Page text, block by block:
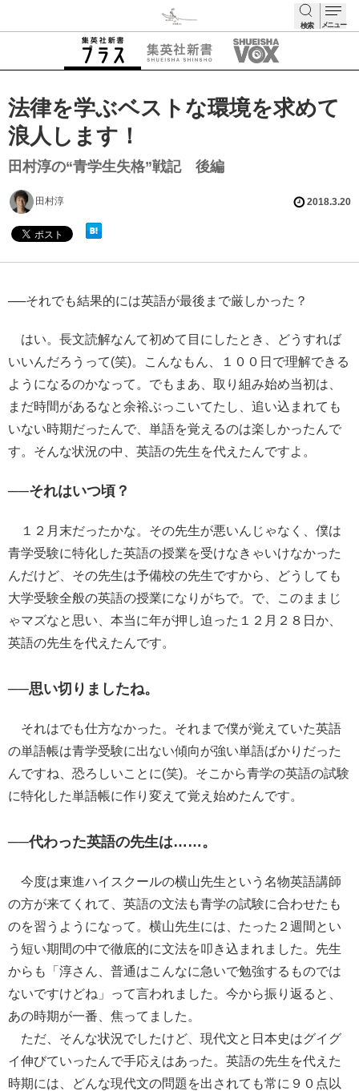
検索 メニュー
法律を学ぶベストな環境を求めて
浪人します！
田村淳の“青学生失格”戦記 後編
田村淳 2018.3.20
──それでも結果的には英語が最後まで厳しかった？
はい。長文読解なんて初めて目にしたとき、どうすれば
いいんだろうって(笑)。こんなもん、１００日で理解できる
ようになるのかなって。でもまあ、取り組み始め当初は、
まだ時間があるなと余裕ぶっこいてたし、追い込まれても
いない時期だったんで、単語を覚えるのは楽しかったんで
す。そんな状況の中、英語の先生を代えたんですよ。
──それはいつ頃？
１２月末だったかな。その先生が悪いんじゃなく、僕は
青学受験に特化した英語の授業を受けなきゃいけなかった
んだけど、その先生は予備校の先生ですから、どうしても
大学受験全般の英語の授業になりがちで。で、このままじ
ゃマズなと思い、本当に年が押し迫った１２月２８日か、
英語の先生を代えたんです。
──思い切りましたね。
それはでも仕方なかった。それまで僕が覚えていた英語
の単語帳は青学受験に出ない傾向が強い単語ばかりだった
んですね、恐ろしいことに(笑)。そこから青学の英語の試験
に特化した単語帳に作り変えて覚え始めたんです。
──代わった英語の先生は……。
今度は東進ハイスクールの横山先生という名物英語講師
の方が来てくれて、英語の文法も青学の試験に合わせたも
のを習うようになって。横山先生には、たった２週間とい
う短い期間の中で徹底的に文法を叩き込まれました。先生
からも「淳さん、普通はこんなに急いで勉強するものでは
ないですけどね」って言われました。今から振り返ると、
あの時期が一番、焦ってました。
ただ、そんな状況でしたけど、現代文と日本史はグイグ
イ伸びていったんで手応えはあった。英語の先生を代えた
時期には、どんな現代文の問題を出されても常に９０点以